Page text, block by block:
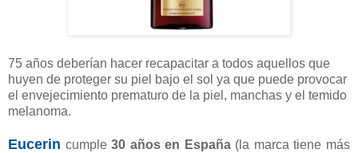
75 años deberían hacer recapacitar a todos aquellos que
huyen de proteger su piel bajo el sol ya que puede provocar
el envejecimiento prematuro de la piel, manchas y el temido
melanoma.
Eucerin cumple30 años en España(la marca tiene más